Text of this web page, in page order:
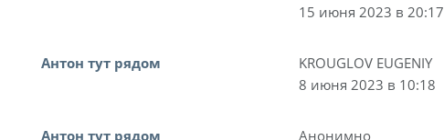
15 июня 2023 в 20:17
Антон тут рядом
KROUGLOV EUGENIY
8 июня 2023 в 10:18
Антон тут рядом
Анонимно